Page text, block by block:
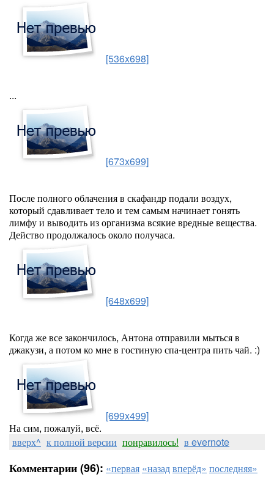
[536x698]
...
[673x699]
После полного облачения в скафандр подали воздух,
который сдавливает тело и тем самым начинает гонять
лимфу и выводить из организма всякие вредные вещества.
Действо продолжалось около получаса.
[648x699]
Когда же все закончилось, Антона отправили мыться в
джакузи, а потом ко мне в гостиную спа-центра пить чай. :)
[699x499]
На сим, пожалуй, всё.
вверх^ к полной версии понравилось! в evernote
Комментарии (96): «первая «назадвперёд» последняя»